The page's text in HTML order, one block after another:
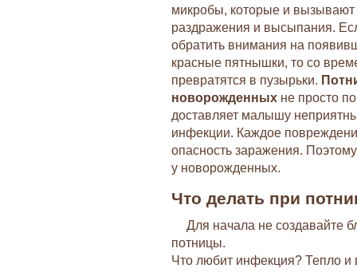
микробы, которые и
раздражения и высыпания.
обратить внимания на
красные пятнышки, то со
превратятся в пузырьки.
новорожденных не просто
доставляет малышу
инфекции. Каждое
опасность заражения.
у новорожденных.
Что делать при
Для начала не создавайте
потницы.
Что любит инфекция? Тепло и